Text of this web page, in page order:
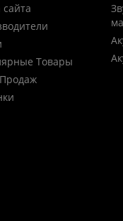
сайта
Товары